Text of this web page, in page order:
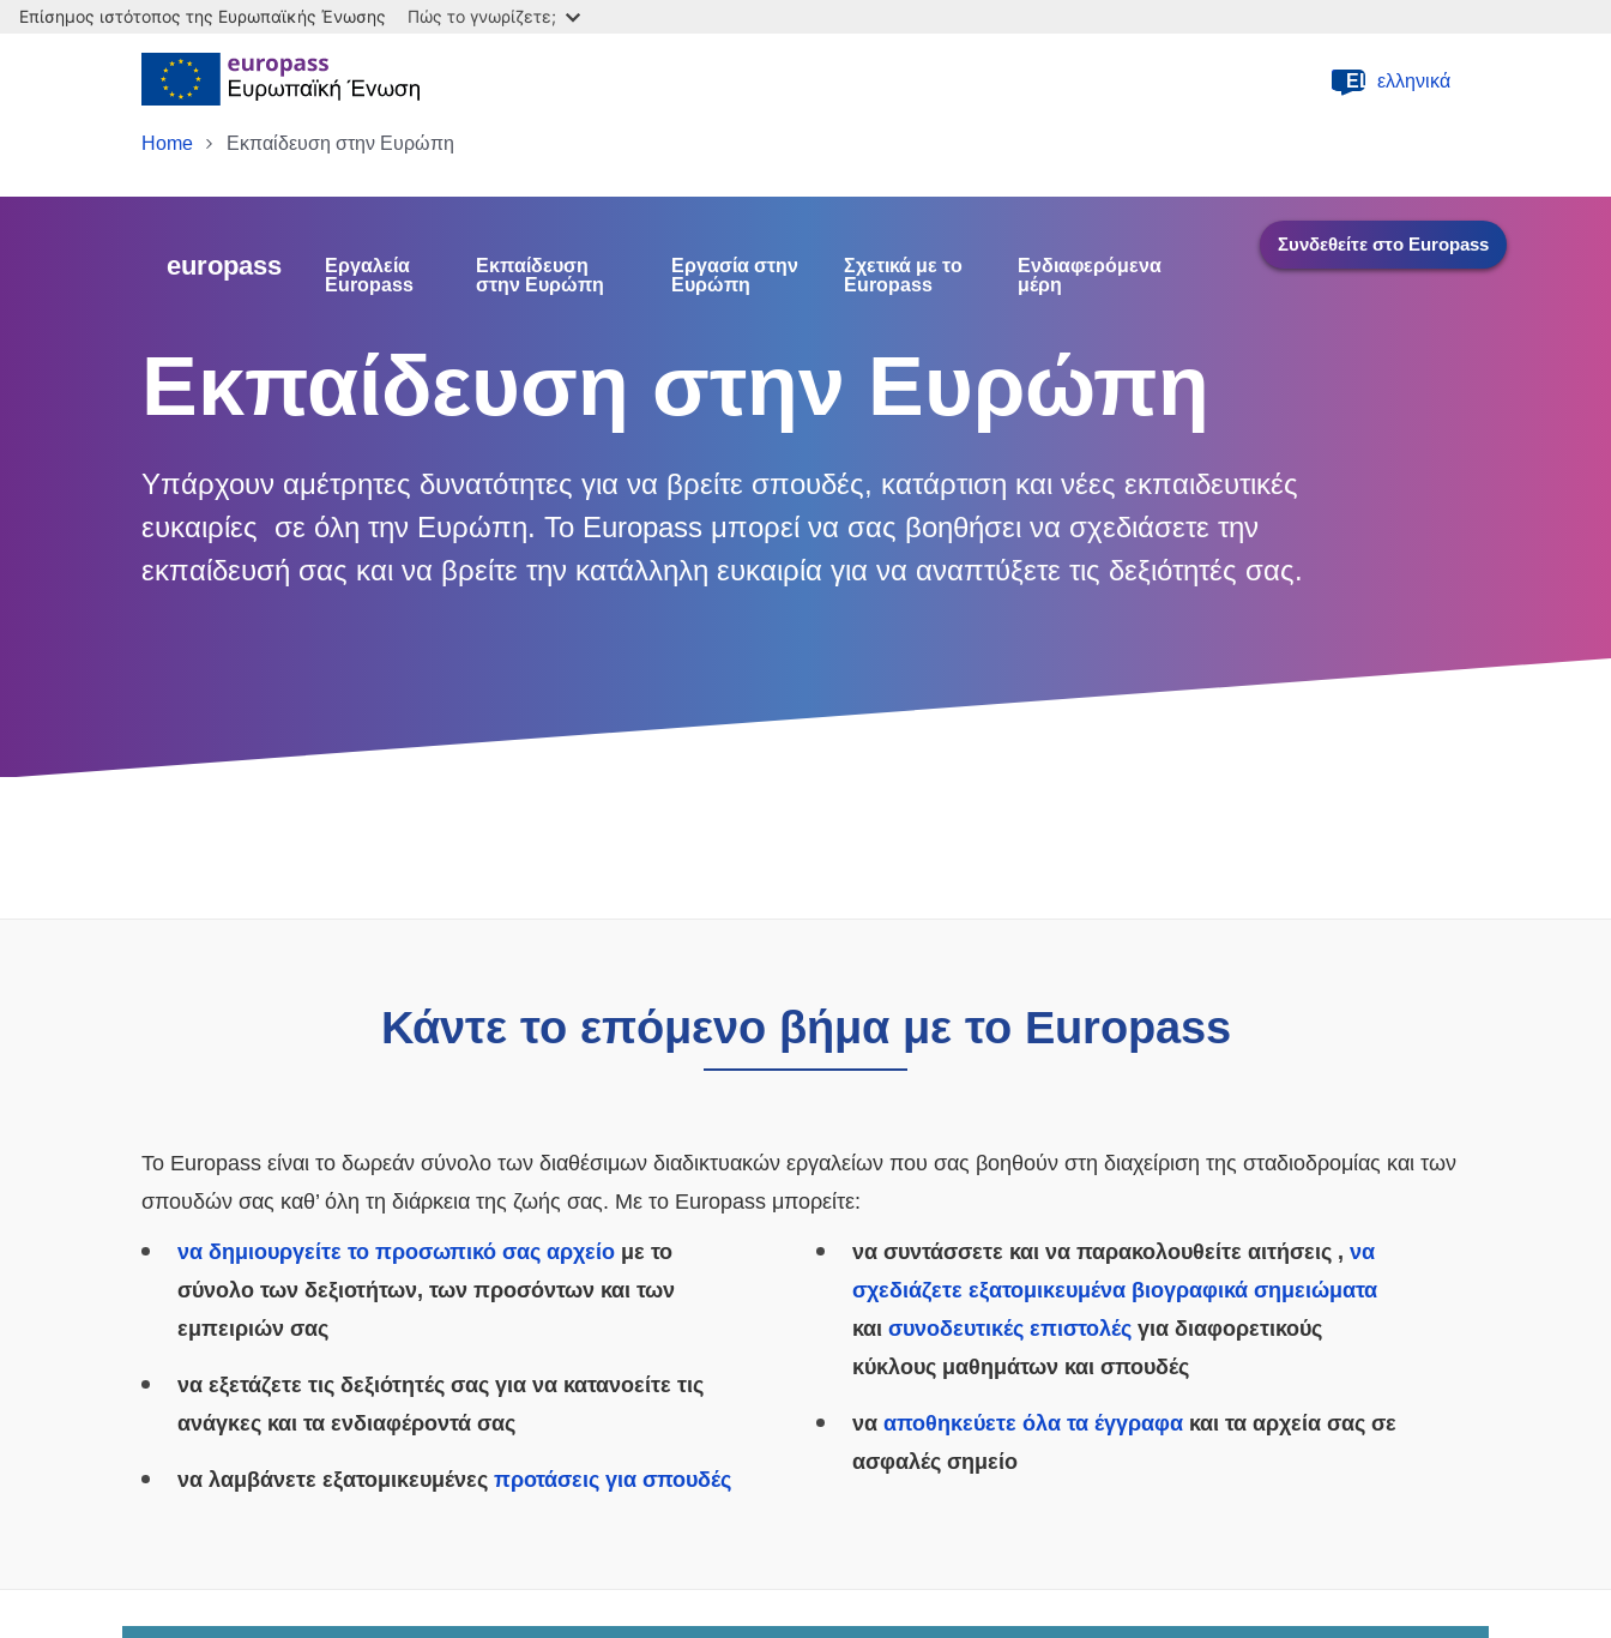
Skip to main content
Επίσημος ιστότοπος της Ευρωπαϊκής Ένωσης Πώς το γνωρίζετε;
Home Εκπαίδευση στην Ευρώπη
EL ελληνικά
europass
Εργαλεία
Europass
Εκπαίδευση
στην Ευρώπη
Εργασία στην
Ευρώπη
Σχετικά με το
Europass
Ενδιαφερόμενα
μέρη
Συνδεθείτε στο Europass
Εκπαίδευση στην Ευρώπη
Υπάρχουν αμέτρητες δυνατότητες για να βρείτε σπουδές, κατάρτιση και νέες εκπαιδευτικές
ευκαιρίες σε όλη την Ευρώπη. Το Europass μπορεί να σας βοηθήσει να σχεδιάσετε την
εκπαίδευσή σας και να βρείτε την κατάλληλη ευκαιρία για να αναπτύξετε τις δεξιότητές σας.
Κάντε το επόμενο βήμα με το Europass
Το Europass είναι το δωρεάν σύνολο των διαθέσιμων διαδικτυακών εργαλείων που σας βοηθούν στη διαχείριση της σταδιοδρομίας και των
σπουδών σας καθ’ όλη τη διάρκεια της ζωής σας. Με το Europass μπορείτε:
να δημιουργείτε το προσωπικό σας αρχείο με το
σύνολο των δεξιοτήτων, των προσόντων και των
εμπειριών σας
να εξετάζετε τις δεξιότητές σας για να κατανοείτε τις
ανάγκες και τα ενδιαφέροντά σας
να λαμβάνετε εξατομικευμένες προτάσεις για σπουδές
να συντάσσετε και να παρακολουθείτε αιτήσεις , να
σχεδιάζετε εξατομικευμένα βιογραφικά σημειώματα
και συνοδευτικές επιστολές για διαφορετικούς
κύκλους μαθημάτων και σπουδές
να αποθηκεύετε όλα τα έγγραφα και τα αρχεία σας σε
ασφαλές σημείο